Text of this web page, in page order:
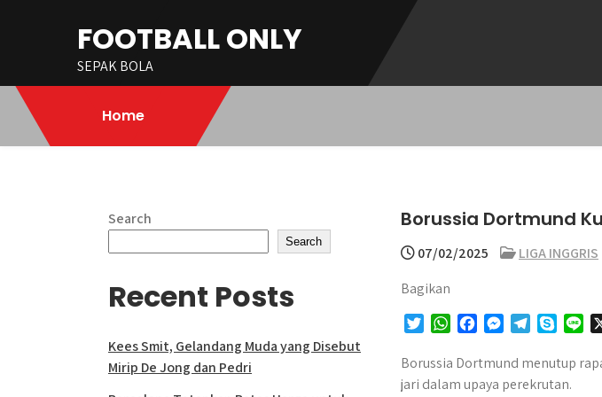
FOOTBALL ONLY
SEPAK BOLA
Home
Borussia Dortmund
07/02/2025
LIGA INGGRIS
Bagikan
i
t
W
a
t
c
e
s
s
l
e
y
p
n
Borussia Dortmund menutup
jari dalam upaya perekrutan.
Search
Search
Recent Posts
Kees Smit, Gelandang Muda yang Disebut
Mirip De Jong dan Pedri